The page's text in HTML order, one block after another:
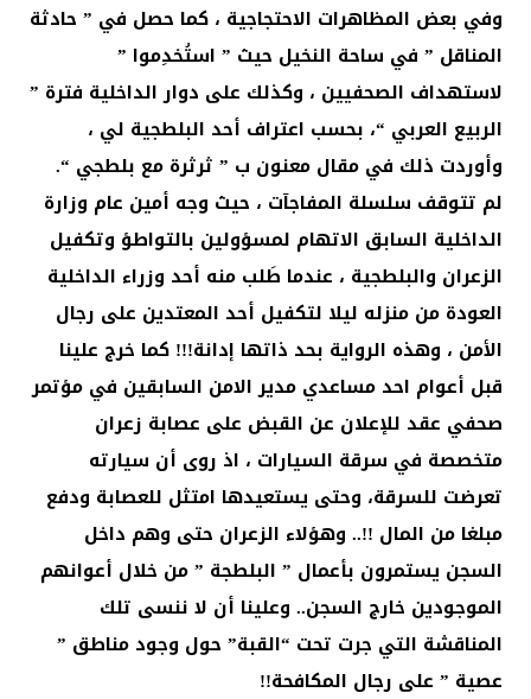
وفي بعض المظاهرات الاحتجاجية ، كما حصل في ” حادثة
المناقل ” في ساحة النخيل حيث ” استُخدِموا ”
لاستهداف الصحفيين ، وكذلك على دوار الداخلية فترة ”
الربيع العربي “، بحسب اعتراف أحد البلطجية لي ،
وأوردت ذلك في مقال معنون ب ” ثرثرة مع بلطجي “.
لم تتوقف سلسلة المفاجآت ، حيث وجه أمين عام وزارة
الداخلية السابق الاتهام لمسؤولين بالتواطؤ وتكفيل
الزعران والبلطجية ، عندما طَلب منه أحد وزراء الداخلية
العودة من منزله ليلا لتكفيل أحد المعتدين على رجال
الأمن ، وهذه الرواية بحد ذاتها إدانة!!! كما خرج علينا
قبل أعوام احد مساعدي مدير الامن السابقين في مؤتمر
صحفي عقد للإعلان عن القبض على عصابة زعران
متخصصة في سرقة السيارات ، اذ روى أن سيارته
تعرضت للسرقة، وحتى يستعيدها امتثل للعصابة ودفع
مبلغا من المال !!.. وهؤلاء الزعران حتى وهم داخل
السجن يستمرون بأعمال ” البلطجة ” من خلال أعوانهم
الموجودين خارج السجن.. وعلينا أن لا ننسى تلك
المناقشة التي جرت تحت “القبة” حول وجود مناطق ”
عصية ” على رجال المكافحة!!